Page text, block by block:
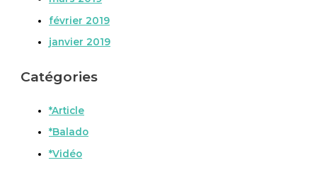
février 2019
janvier 2019
Catégories
*Article
*Balado
*Vidéo